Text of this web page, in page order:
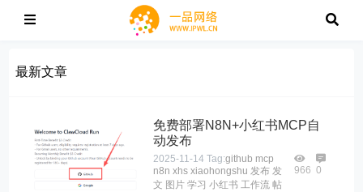
最新文章
免费部署N8N+小红书MCP自
动发布
2025-11-14 Tag:github mcp
n8n xhs xiaohongshu 发布 发
文 图片 学习 小红书 工作流 帖
966 0